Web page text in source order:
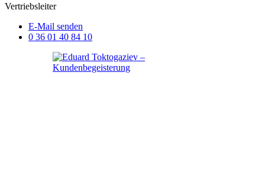
Vertriebsleiter
E-Mail senden
0 36 01 40 84 10